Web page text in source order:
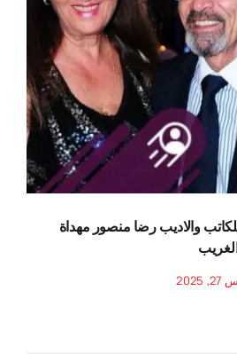
والاديب رضا منصور مهداة